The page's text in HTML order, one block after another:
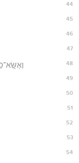
44
45
46
47
48
49
50
51
52
53
54